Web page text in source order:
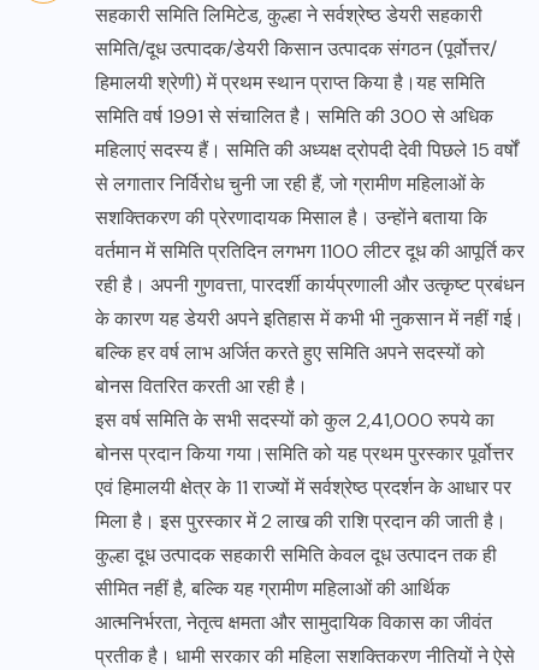
सहकारी समिति लिमिटेड, कुल्हा ने सर्वश्रेष्ठ डेयरी सहकारी
समिति/दूध उत्पादक/डेयरी किसान उत्पादक संगठन (पूर्वोत्तर/
हिमालयी श्रेणी) में प्रथम स्थान प्राप्त किया है।यह समिति
समिति वर्ष 1991 से संचालित है। समिति की 300 से अधिक
महिलाएं सदस्य हैं। समिति की अध्यक्ष द्रोपदी देवी पिछले 15 वर्षों
से लगातार निर्विरोध चुनी जा रही हैं, जो ग्रामीण महिलाओं के
सशक्तिकरण की प्रेरणादायक मिसाल है। उन्होंने बताया कि
वर्तमान में समिति प्रतिदिन लगभग 1100 लीटर दूध की आपूर्ति कर
रही है। अपनी गुणवत्ता, पारदर्शी कार्यप्रणाली और उत्कृष्ट प्रबंधन
के कारण यह डेयरी अपने इतिहास में कभी भी नुकसान में नहीं गई।
बल्कि हर वर्ष लाभ अर्जित करते हुए समिति अपने सदस्यों को
बोनस वितरित करती आ रही है।
इस वर्ष समिति के सभी सदस्यों को कुल 2,41,000 रुपये का
बोनस प्रदान किया गया।समिति को यह प्रथम पुरस्कार पूर्वोत्तर
एवं हिमालयी क्षेत्र के 11 राज्यों में सर्वश्रेष्ठ प्रदर्शन के आधार पर
मिला है। इस पुरस्कार में 2 लाख की राशि प्रदान की जाती है।
कुल्हा दूध उत्पादक सहकारी समिति केवल दूध उत्पादन तक ही
सीमित नहीं है, बल्कि यह ग्रामीण महिलाओं की आर्थिक
आत्मनिर्भरता, नेतृत्व क्षमता और सामुदायिक विकास का जीवंत
प्रतीक है। धामी सरकार की महिला सशक्तिकरण नीतियों ने ऐसे